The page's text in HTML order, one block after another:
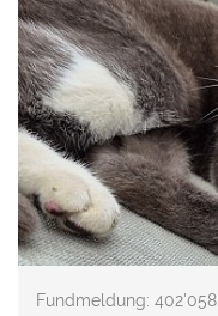
Fundmeldung: 402'058